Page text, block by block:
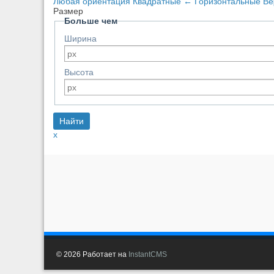
Размер
Больше чем
Ширина
Высота
x
© 2026 Работает на InstantCMS